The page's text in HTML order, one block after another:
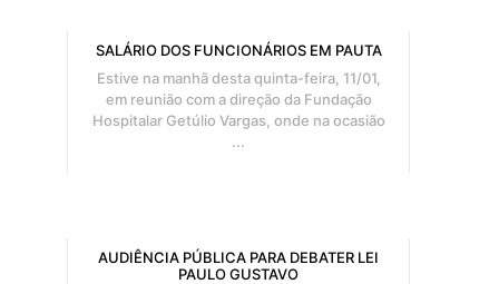
SALÁRIO DOS FUNCIONÁRIOS EM PAUTA
Estive na manhã desta quinta-feira, 11/01,
em reunião com a direção da Fundação
Hospitalar Getúlio Vargas, onde na ocasião
...
AUDIÊNCIA PÚBLICA PARA DEBATER LEI
PAULO GUSTAVO